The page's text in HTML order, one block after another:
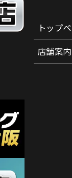
トップ
店舗案内